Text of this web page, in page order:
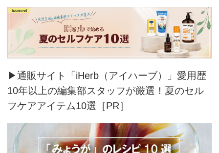
▶通販サイト「iHerb（アイハーブ）」愛用歴
10年以上の編集部スタッフが厳選！夏のセル
フケアアイテム10選［PR］